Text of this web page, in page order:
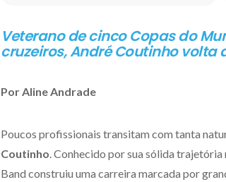
Veterano de cinco Copas do
cruzeiros, André Coutinho volta
Por Aline Andrade
Poucos profissionais transitam com tanta
Coutinho. Conhecido por sua sólida
Band construiu uma carreira marcada por